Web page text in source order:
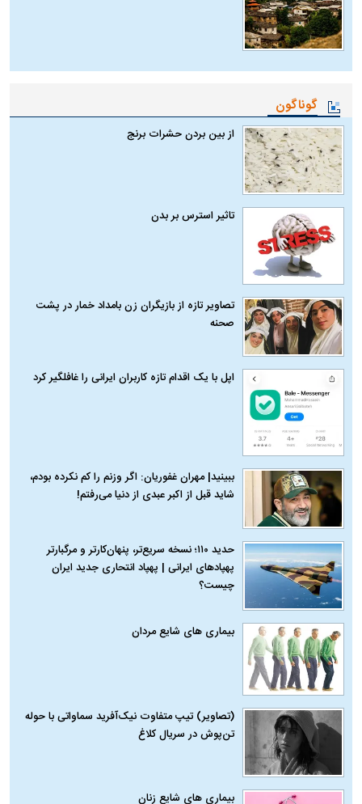
گوناگون
از بین بردن حشرات برنج
تاثیر استرس بر بدن
تصاویر تازه از بازیگران زن بامداد خمار در پشت
صحنه
اپل با یک اقدام تازه کاربران ایرانی را غافلگیر کرد
ببینید| مهران غفوریان: اگر وزنم را کم نکرده بودم،
شاید قبل از اکبر عبدی از دنیا می‌رفتم!
حدید ۱۱۰؛ نسخه سریع‌تر، پنهان‌کارتر و مرگبارتر
پهپادهای ایرانی | پهپاد انتحاری جدید ایران
چیست؟
بیماری‌ های شایع مردان
(تصاویر) تیپ متفاوت نیک‌آفرید سماواتی با حوله
تن‌پوش در سریال کلاغ
بیماری‌ های شایع زنان